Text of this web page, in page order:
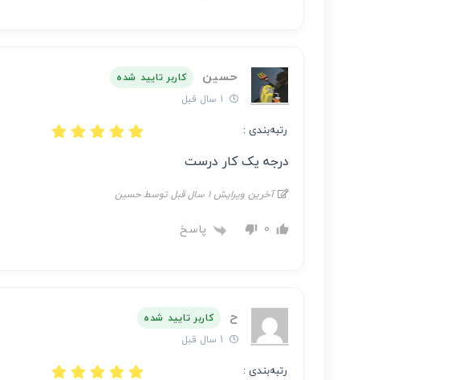
حسین
کاربر تایید شده
رتبه‌بندی :
درجه یک کار درست
آخرین ویرایش 1 سال قبل توسط حسین
0 پاسخ
ح
کاربر تایید شده
رتبه‌بندی :